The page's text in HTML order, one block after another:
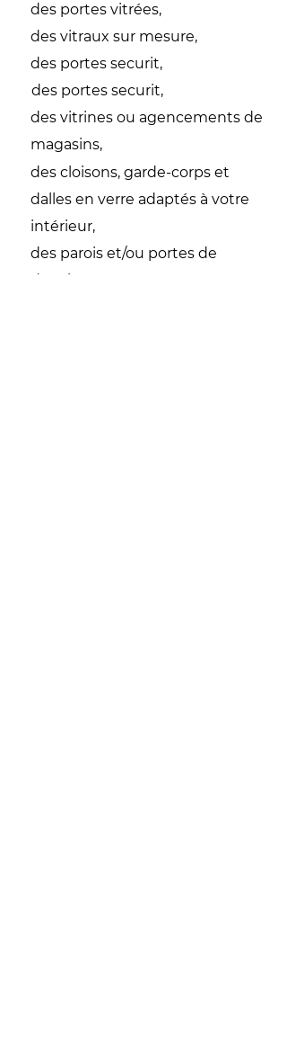
des portes vitrées,
des vitraux sur mesure,
des portes securit,
des portes securit,
des vitrines ou agencements de
magasins,
des cloisons, garde-corps et
dalles en verre adaptés à votre
intérieur,
des parois et/ou portes de
douche,